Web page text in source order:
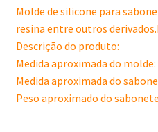
Molde de silicone para
resina entre outros
Descrição do produto:
Medida aproximada do molde:
Medida aproximada do
Peso aproximado do